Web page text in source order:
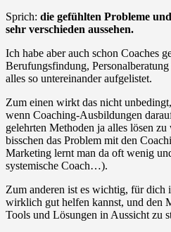
Sprich: die gefühlten Probleme
sehr verschieden aussehen.
Ich habe aber auch schon Coaches
Berufungsfindung,
alles so untereinander aufgelistet.
Zum einen wirkt das nicht
wenn Coaching-Ausbildungen
gelehrten Methoden ja alles lösen
bisschen das Problem mit den
Marketing lernt man da oft wenig
systemische Coach…).
Zum anderen ist es wichtig, für dich
wirklich gut helfen kannst, und den
Tools und Lösungen in Aussicht zu